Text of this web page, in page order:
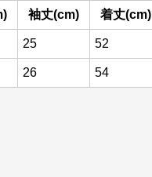
袖丈(cm) 着丈(cm)
25 52
26 54